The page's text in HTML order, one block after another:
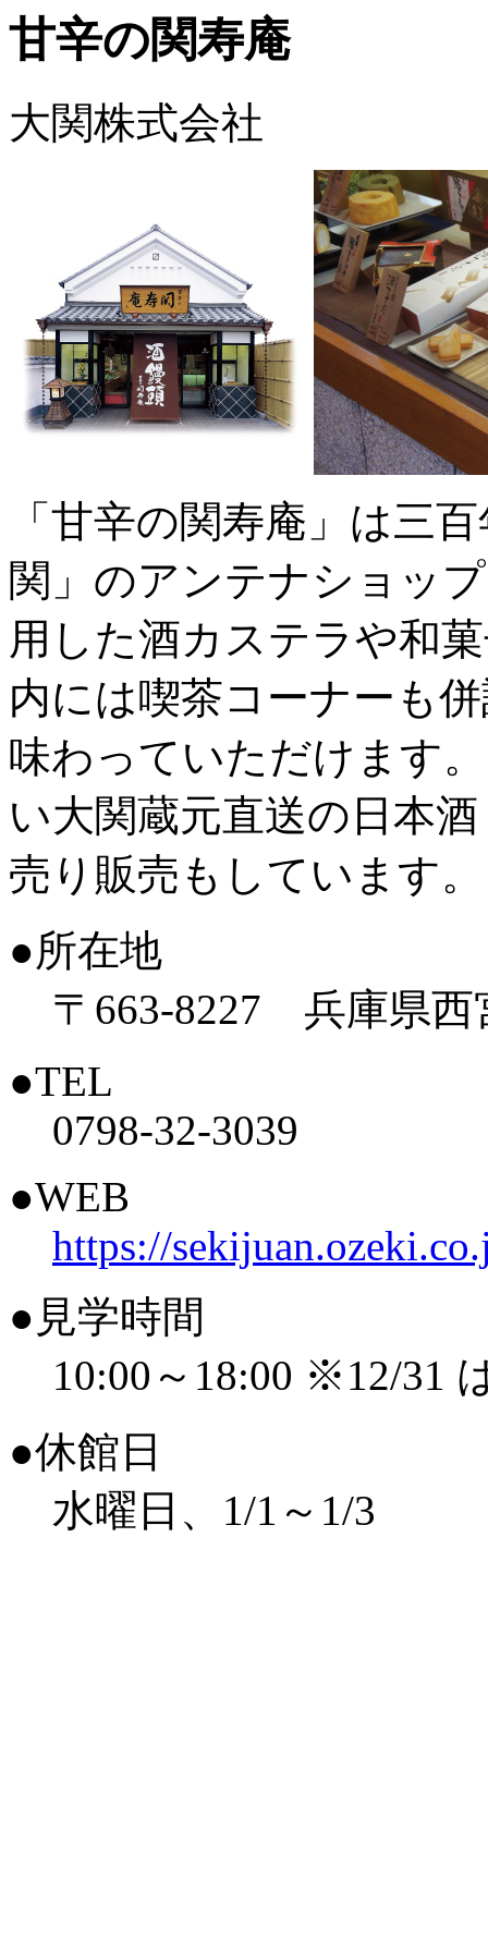
甘辛の関寿庵
大関株式会社
「甘辛の関寿庵」は三
関」のアンテナショッ
用した酒カステラや和
内には喫茶コーナーも
味わっていただけます
い大関蔵元直送の日本
売り販売もしています。
●所在地
〒663-8227 兵庫県西
●TEL
0798-32-3039
●WEB
https://
●見学時間
10:00～18:00 ※12/31
●休館日
水曜日、1/1～1/3